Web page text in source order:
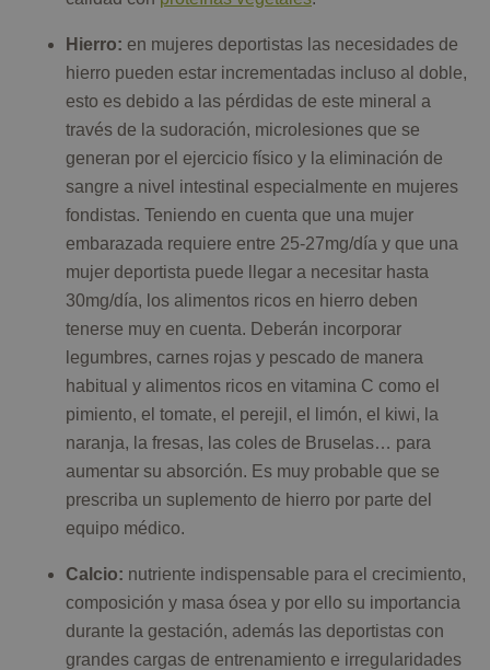
Hierro: en mujeres deportistas las necesidades de
hierro pueden estar incrementadas incluso al doble,
esto es debido a las pérdidas de este mineral a
través de la sudoración, microlesiones que se
generan por el ejercicio físico y la eliminación de
sangre a nivel intestinal especialmente en mujeres
fondistas. Teniendo en cuenta que una mujer
embarazada requiere entre 25-27mg/día y que una
mujer deportista puede llegar a necesitar hasta
30mg/día, los alimentos ricos en hierro deben
tenerse muy en cuenta. Deberán incorporar
legumbres, carnes rojas y pescado de manera
habitual y alimentos ricos en vitamina C como el
pimiento, el tomate, el perejil, el limón, el kiwi, la
naranja, la fresas, las coles de Bruselas… para
aumentar su absorción. Es muy probable que se
prescriba un suplemento de hierro por parte del
equipo médico.
Calcio: nutriente indispensable para el crecimiento,
composición y masa ósea y por ello su importancia
durante la gestación, además las deportistas con
grandes cargas de entrenamiento e irregularidades